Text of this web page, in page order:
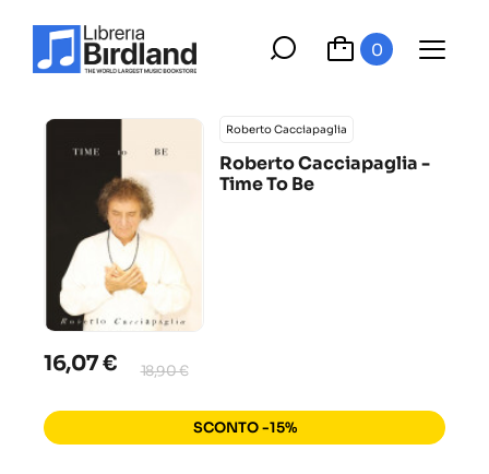
0
Roberto Cacciapaglia
Roberto Cacciapaglia -
Time To Be
16,07 € 18,90 €
SCONTO -15%